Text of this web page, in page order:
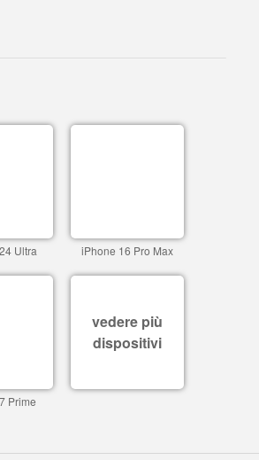
Ultra iPhone 16 Pro Max
Prime
vedere più
dispositivi